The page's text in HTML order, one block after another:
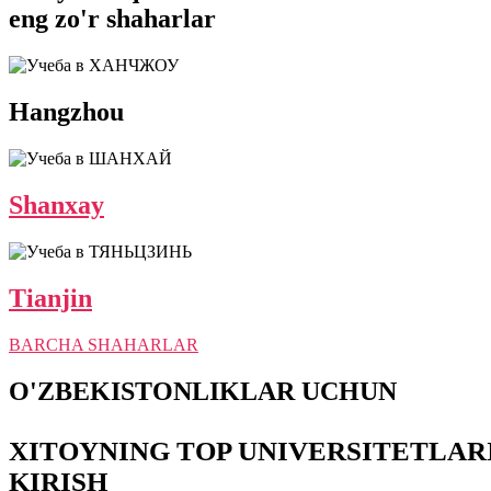
eng zo'r shaharlar
Hangzhou
Shanxay
Tianjin
BARCHA SHAHARLAR
O'ZBEKISTONLIKLAR UCHUN
XITOYNING TOP
KIRISH